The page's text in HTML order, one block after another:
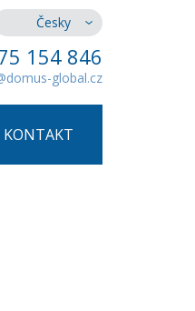
Česky
154 846
global.cz
KONTAKT